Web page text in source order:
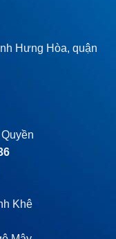
Hưng Hòa, quận
Khê